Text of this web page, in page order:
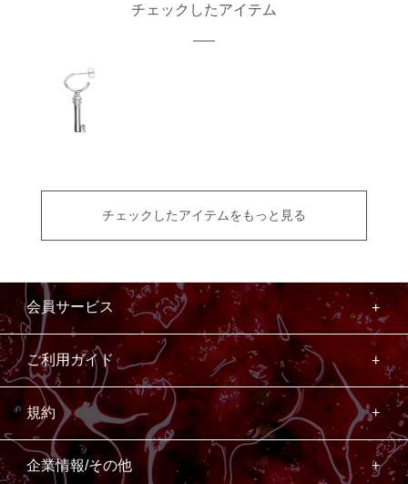
チェックしたアイテム
チェックしたアイテムをもっと見る
会員サービス
ご利用ガイド
規約
企業情報/その他